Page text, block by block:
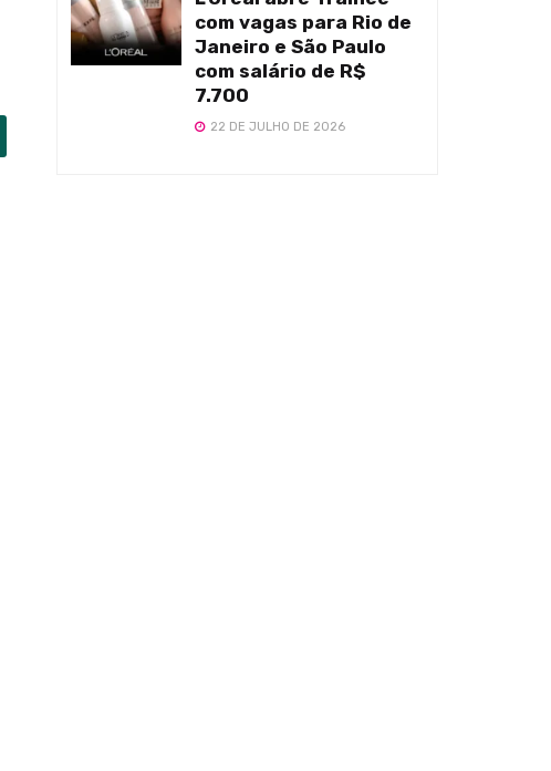
com vagas para Rio de
Janeiro e São Paulo
com salário de R$
7.700
22 DE JULHO DE 2026